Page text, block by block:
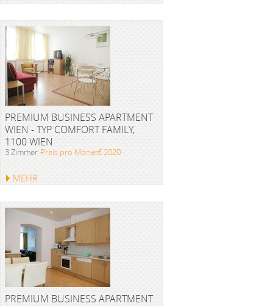
PREMIUM BUSINESS APARTMENT
WIEN - TYP COMFORT FAMILY,
1100 WIEN
3 Zimmer Preis pro Monat€ 2020
MEHR
PREMIUM BUSINESS APARTMENT